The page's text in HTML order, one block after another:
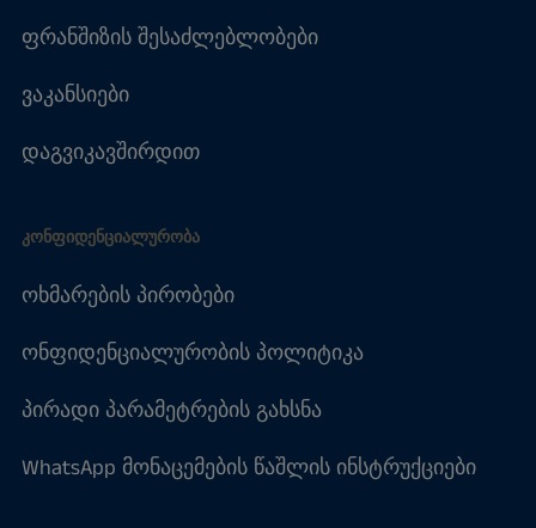
ფრანშიზის შესაძლებლობები
ვაკანსიები
დაგვიკავშირდით
ᲙᲝᲜᲤᲘᲓᲔᲜᲪᲘᲐᲚᲣᲠᲝᲑᲐ
ოხმარების პირობები
ონფიდენციალურობის პოლიტიკა
პირადი პარამეტრების გახსნა
WhatsApp მონაცემების წაშლის ინსტრუქციები